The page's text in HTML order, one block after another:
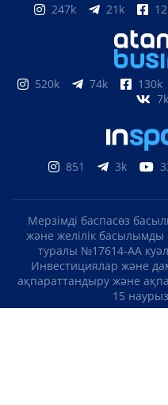
247k 21k
520k 74k 130k
7k
851 3k
Мерзімді баспасөз
және желілік басылымды
туралы №17614-АА
Инвестициялар және
ақпараттандыру және
15